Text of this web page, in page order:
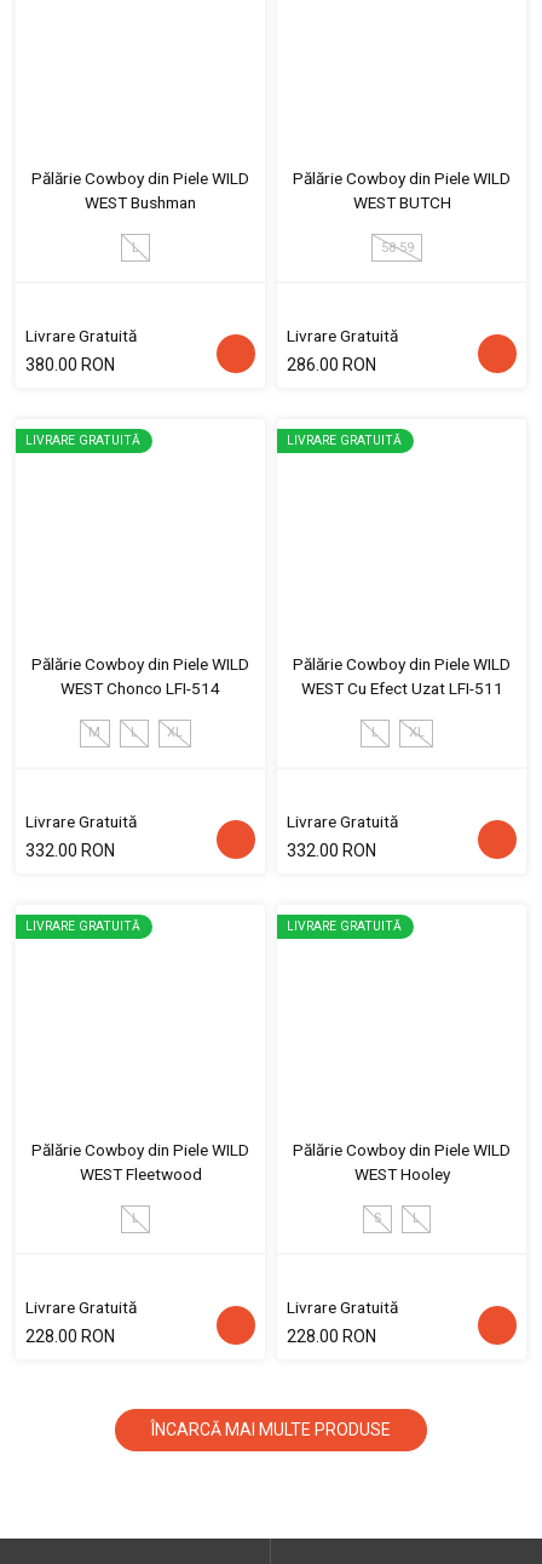
Pălărie Cowboy din Piele WILD
WEST Bushman
L
Livrare Gratuită
380.00 RON
Pălărie Cowboy din Piele WILD
WEST BUTCH
58-59
Livrare Gratuită
286.00 RON
LIVRARE GRATUITĂ
Pălărie Cowboy din Piele WILD
WEST Chonco LFI-514
M L XL
Livrare Gratuită
332.00 RON
LIVRARE GRATUITĂ
Pălărie Cowboy din Piele WILD
WEST Cu Efect Uzat LFI-511
L XL
Livrare Gratuită
332.00 RON
LIVRARE GRATUITĂ
Pălărie Cowboy din Piele WILD
WEST Fleetwood
L
Livrare Gratuită
228.00 RON
LIVRARE GRATUITĂ
Pălărie Cowboy din Piele WILD
WEST Hooley
S L
Livrare Gratuită
228.00 RON
ÎNCARCĂ MAI MULTE PRODUSE